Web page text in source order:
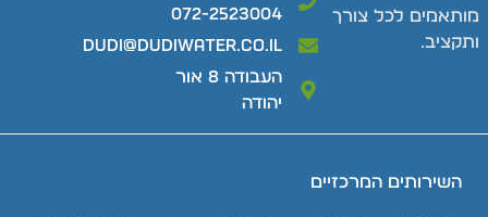
לכל צורך
072-2523004
dudi@dudiwater.co.il
העבודה 8 אור
יהודה
השירותים המרכזיים